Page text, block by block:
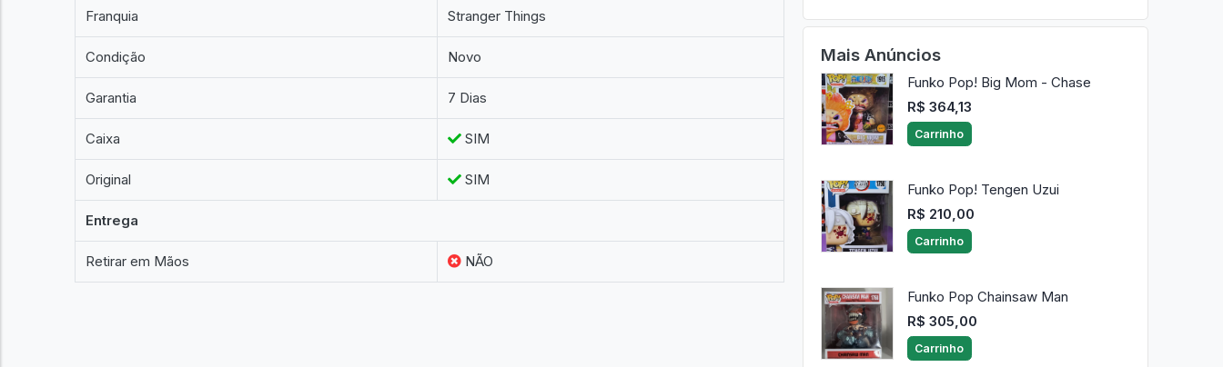
Franquia Stranger Things
Condição Novo
Garantia 7 Dias
Caixa SIM
Original SIM
Entrega
Retirar em Mãos NÃO
Mais Anúncios
Funko Pop! Big Mom - Chase
R$ 364,13
Carrinho
Funko Pop! Tengen Uzui
R$ 210,00
Carrinho
Funko Pop Chainsaw Man
R$ 305,00
Carrinho